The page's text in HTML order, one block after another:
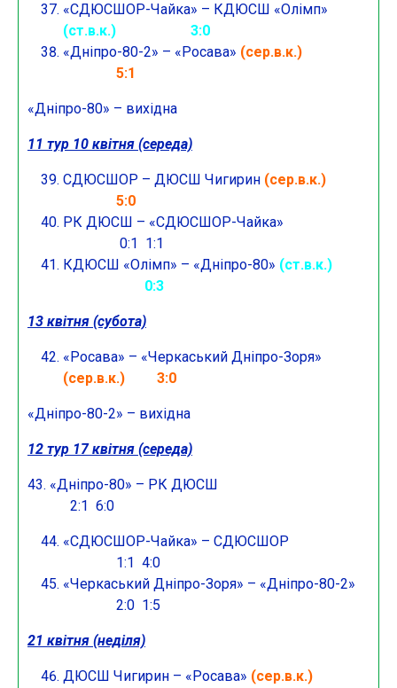
«СДЮСШОР-Чайка» – КДЮСШ «Олімп»
(ст.в.к.) 3:0
«Дніпро-80-2» – «Росава» (сер.в.к.)
5:1
«Дніпро-80» – вихідна
11 тур 10 квітня (середа)
СДЮСШОР – ДЮСШ Чигирин (сер.в.к.)
5:0
РК ДЮСШ – «СДЮСШОР-Чайка»
0:1 1:1
КДЮСШ «Олімп» – «Дніпро-80» (ст.в.к.)
0:3
13 квітня (субота)
«Росава» – «Черкаський Дніпро-Зоря»
(сер.в.к.) 3:0
«Дніпро-80-2» – вихідна
12 тур 17 квітня (середа)
43. «Дніпро-80» – РК ДЮСШ
2:1 6:0
«СДЮСШОР-Чайка» – СДЮСШОР
1:1 4:0
«Черкаський Дніпро-Зоря» – «Дніпро-80-2»
2:0 1:5
21 квітня (неділя)
ДЮСШ Чигирин – «Росава» (сер.в.к.)